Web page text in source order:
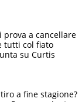
prova a cancellare
tutti col fiato
su Curtis
a fine stagione?